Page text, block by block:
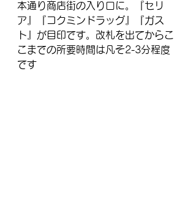
本通り商店街の入り口に。『セリ
ア』『コクミンドラッグ』『ガス
ト』が目印です。改札を出てからこ
こまでの所要時間は凡そ2-3分程度
です